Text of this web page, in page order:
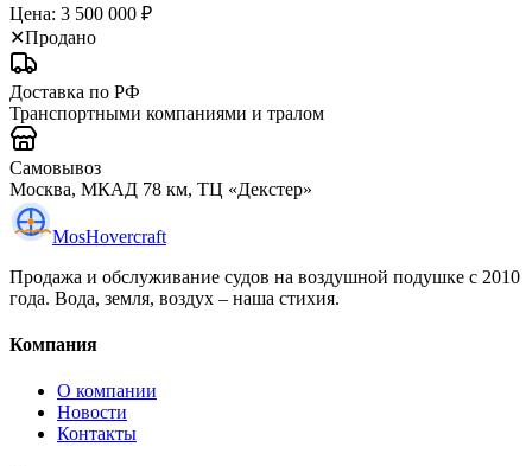
Цена: 3 500 000 ₽
✕Продано
Доставка по РФ
Транспортными компаниями и тралом
Самовывоз
Москва, МКАД 78 км, ТЦ «Декстер»
MosHovercraft
Продажа и обслуживание судов на воздушной подушке с 2010
года. Вода, земля, воздух – наша стихия.
Компания
О компании
Новости
Контакты